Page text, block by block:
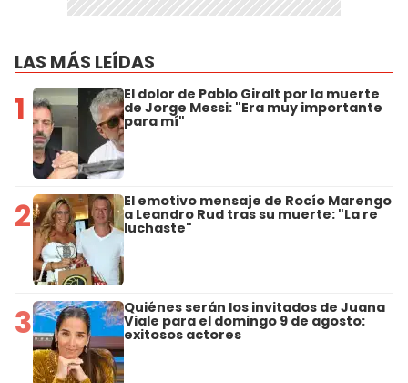
LAS MÁS LEÍDAS
1 El dolor de Pablo Giralt por la muerte
de Jorge Messi: "Era muy importante
para mí"
2 El emotivo mensaje de Rocío Marengo
a Leandro Rud tras su muerte: "La re
luchaste"
3 Quiénes serán los invitados de Juana
Viale para el domingo 9 de agosto:
exitosos actores